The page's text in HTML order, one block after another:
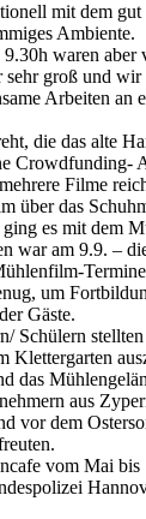
mit dem
Ambiente.
waren
groß und
Arbeiten an
die das alte
Crowdfunding-
Filme
über das
es mit dem
war am 9.9. –
um
Gäste.
Schülern
Klettergarten
das
aus
vor dem
vom Mai